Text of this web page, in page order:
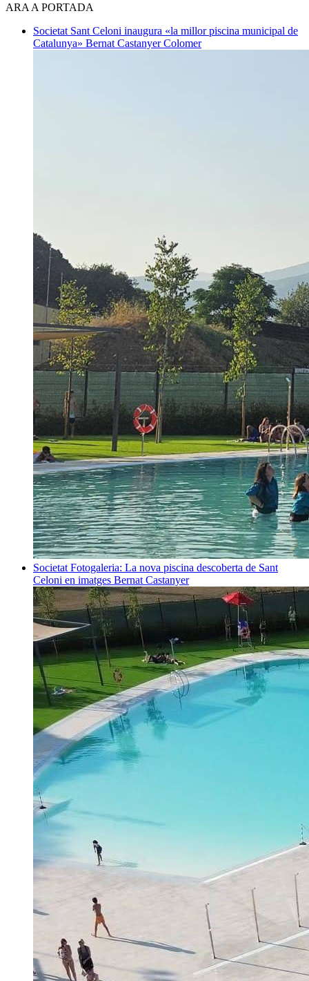
ARA A PORTADA
Societat Sant Celoni inaugura «la millor piscina municipal de
Catalunya» Bernat Castanyer Colomer
Societat Fotogaleria: La nova piscina descoberta de Sant
Celoni en imatges Bernat Castanyer